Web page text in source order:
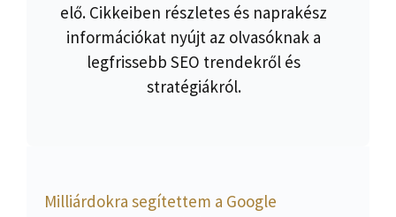
elő. Cikkeiben részletes és naprakész
információkat nyújt az olvasóknak a
legfrissebb SEO trendekről és
stratégiákról.
Milliárdokra segítettem a Google